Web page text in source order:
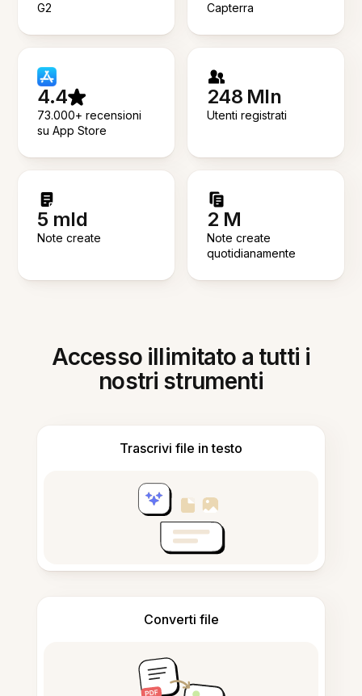
G2
Capterra
4.4
73.000+ recensioni
su App Store
248 Mln
Utenti registrati
5 mld
Note create
2 M
Note create
quotidianamente
Accesso illimitato a tutti i
nostri strumenti
Trascrivi file in testo
Converti file